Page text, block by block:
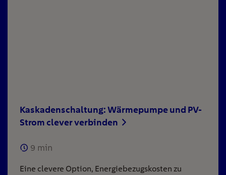
Kaskadenschaltung: Wärmepumpe und PV-
Strom clever verbinden
9 min
Eine clevere Option, Energiebezugskosten zu